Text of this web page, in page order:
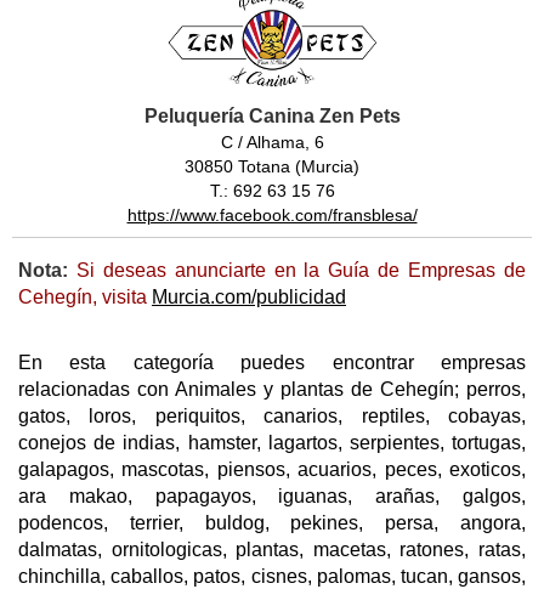
Peluquería Canina Zen Pets
C / Alhama, 6
30850 Totana (Murcia)
T.: 692 63 15 76
https://www.facebook.com/fransblesa/
Nota: Si deseas anunciarte en la Guía de Empresas de
Cehegín, visita Murcia.com/publicidad
En esta categoría puedes encontrar empresas
relacionadas con Animales y plantas de Cehegín; perros,
gatos, loros, periquitos, canarios, reptiles, cobayas,
conejos de indias, hamster, lagartos, serpientes, tortugas,
galapagos, mascotas, piensos, acuarios, peces, exoticos,
ara makao, papagayos, iguanas, arañas, galgos,
podencos, terrier, buldog, pekines, persa, angora,
dalmatas, ornitologicas, plantas, macetas, ratones, ratas,
chinchilla, caballos, patos, cisnes, palomas, tucan, gansos,